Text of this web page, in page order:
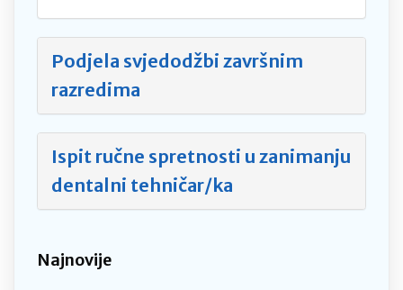
Podjela svjedodžbi završnim
razredima
Ispit ručne spretnosti u zanimanju
dentalni tehničar/ka
Najnovije